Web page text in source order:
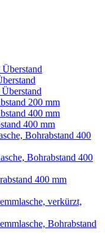
200 mm
400 mm
400 mm
Bohrabstand 400
Bohrabstand 400
400 mm
verkürzt,
Bohrabstand